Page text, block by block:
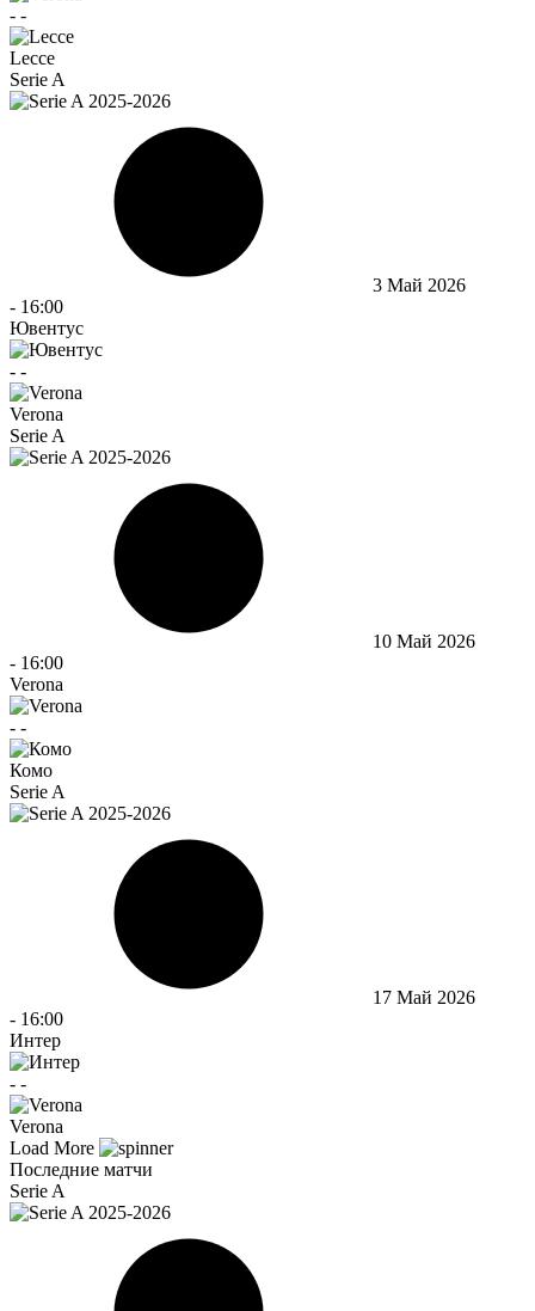
- -
Lecce
Serie A
3 Май 2026
- 16:00
Ювентус
- -
Verona
Serie A
10 Май 2026
- 16:00
Verona
- -
Комо
Serie A
17 Май 2026
- 16:00
Интер
- -
Verona
Load More
Последние матчи
Serie A